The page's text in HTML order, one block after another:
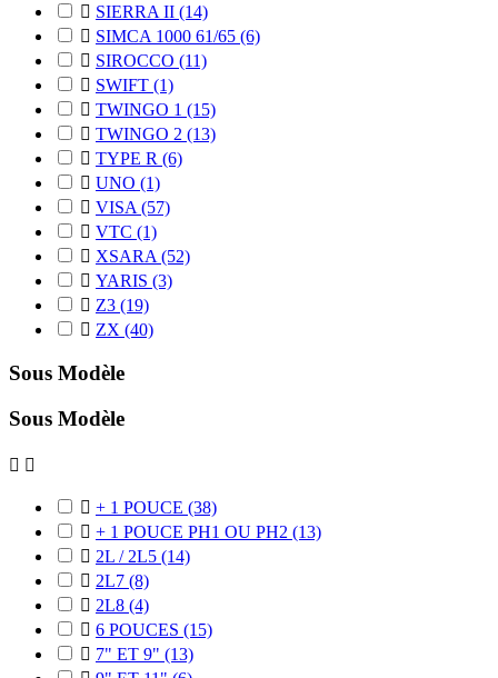
 SIERRA II (14)
 SIMCA 1000 61/65 (6)
 SIROCCO (11)
 SWIFT (1)
 TWINGO 1 (15)
 TWINGO 2 (13)
 TYPE R (6)
 UNO (1)
 VISA (57)
 VTC (1)
 XSARA (52)
 YARIS (3)
 Z3 (19)
 ZX (40)
Sous Modèle
Sous Modèle
 
 + 1 POUCE (38)
 + 1 POUCE PH1 OU PH2 (13)
 2L / 2L5 (14)
 2L7 (8)
 2L8 (4)
 6 POUCES (15)
 7" ET 9" (13)